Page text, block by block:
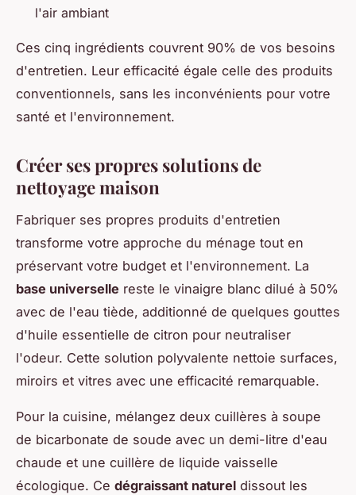
l'air ambiant
Ces cinq ingrédients couvrent 90% de vos besoins
d'entretien. Leur efficacité égale celle des produits
conventionnels, sans les inconvénients pour votre
santé et l'environnement.
Créer ses propres solutions de
nettoyage maison
Fabriquer ses propres produits d'entretien
transforme votre approche du ménage tout en
préservant votre budget et l'environnement. La
base universelle reste le vinaigre blanc dilué à 50%
avec de l'eau tiède, additionné de quelques gouttes
d'huile essentielle de citron pour neutraliser
l'odeur. Cette solution polyvalente nettoie surfaces,
miroirs et vitres avec une efficacité remarquable.
Pour la cuisine, mélangez deux cuillères à soupe
de bicarbonate de soude avec un demi-litre d'eau
chaude et une cuillère de liquide vaisselle
écologique. Ce dégraissant naturel dissout les